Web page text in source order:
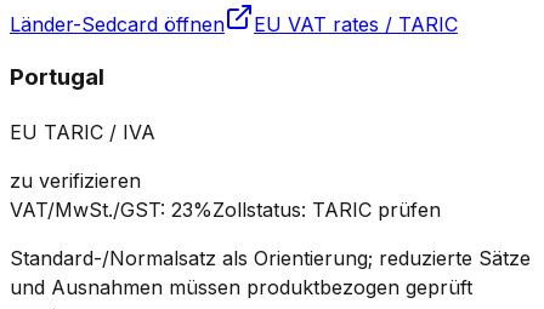
Länder-Sedcard öffnen
EU VAT rates / TARIC
Portugal
EU TARIC / IVA
zu verifizieren
VAT/MwSt./GST: 23%Zollstatus: TARIC prüfen
Standard-/Normalsatz als Orientierung; reduzierte Sätze
und Ausnahmen müssen produktbezogen geprüft